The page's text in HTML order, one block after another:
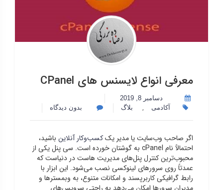
معرفی انواع لایسنس های CPanel
دسامبر 8, 2019
آکادمی
, بلاگ بدون دیدگاه
اگر صاحب وب‌سایت یا مدیر یککسب‌وکار آنلاین باشید،
احتمالاً نام cPanel به گوشتان خورده است. سی پنل یکی از
محبوب‌ترین کنترل پنل‌های مدیریت هاست در دنیاست که
عمدتاً روی سرورهای لینوکسی نصب می‌شود. این ابزار با
رابط گرافیکی کاربرپسند و امکانات متنوع، به وبمسترها و